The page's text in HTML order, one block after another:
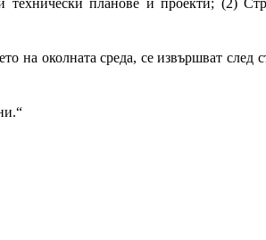
технически планове и проекти; (2)
на околната среда, се извършват